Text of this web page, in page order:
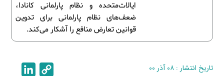
ایالات‌متحده و نظام پارلمانی کانادا،
ضعف‌های نظام پارلمانی برای تدوین
قوانین تعارض منافع را آشکار می‌کند.
تاریخ انتشار : ۰۸ آذر ۰۰